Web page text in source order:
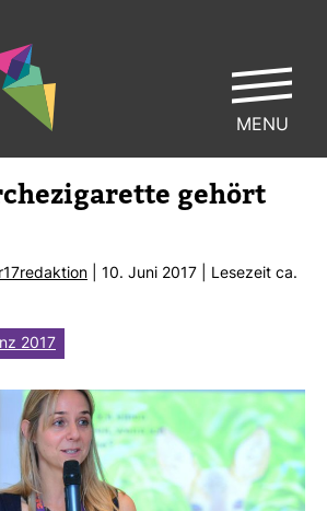
gehört
| 10. Juni 2017 | Lese­zeit ca.
2017
MENU